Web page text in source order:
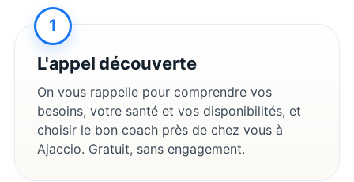
1
L'appel découverte
On vous rappelle pour comprendre vos
besoins, votre santé et vos disponibilités, et
choisir le bon coach près de chez vous à
Ajaccio. Gratuit, sans engagement.